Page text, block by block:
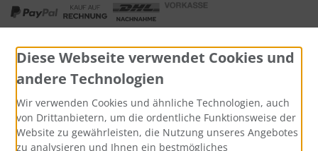
Diese Webseite verwendet Cookies und
andere Technologien
Wir verwenden Cookies und ähnliche Technologien, auch
von Drittanbietern, um die ordentliche Funktionsweise der
Website zu gewährleisten, die Nutzung unseres Angebotes
zu analysieren und Ihnen ein bestmögliches